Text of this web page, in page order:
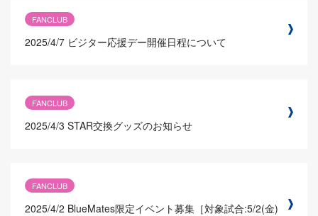
FANCLUB
2025/4/7 ビジター応援デー開催日程について
FANCLUB
2025/4/3 STAR交換グッズのお知らせ
FANCLUB
2025/4/2 BlueMates限定イベント募集［対象試合:5/2(金)